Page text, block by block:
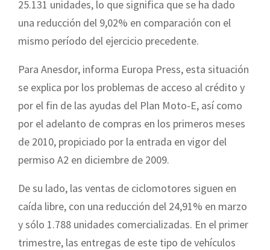
25.131 unidades, lo que significa que se ha dado
una reducción del 9,02% en comparación con el
mismo período del ejercicio precedente.
Para Anesdor, informa Europa Press, esta situación
se explica por los problemas de acceso al crédito y
por el fin de las ayudas del Plan Moto-E, así como
por el adelanto de compras en los primeros meses
de 2010, propiciado por la entrada en vigor del
permiso A2 en diciembre de 2009.
De su lado, las ventas de ciclomotores siguen en
caída libre, con una reducción del 24,91% en marzo
y sólo 1.788 unidades comercializadas. En el primer
trimestre, las entregas de este tipo de vehículos